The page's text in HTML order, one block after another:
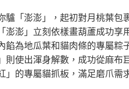
驢「澎澎」，起初對月桃葉包
澎澎」立刻依樣畫葫蘆成功享
餡為地瓜葉和貓肉條的專屬粽
則使出渾身解數，成功從麻布
的專屬貓抓板，滿足磨爪需